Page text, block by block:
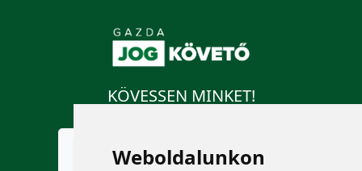
Weboldalunkon
KÖVESSEN MINKET!